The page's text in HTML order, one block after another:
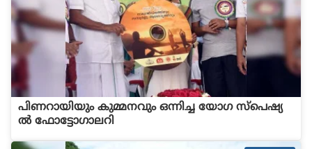
പിണറായിയും കുമ്മനവും ഒന്നിച്ച യോഗ സ്പെഷ്യ
ല്‍ ഫോട്ടോഗാലറി